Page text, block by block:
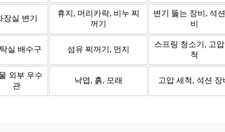
장실 변기
휴지, 머리카락, 비누 찌
꺼기
변기 뚫는 장비, 석
비
실 배수구 섬유 찌꺼기, 먼지
스프링 청소기, 고
척
외부 우수
관
낙엽, 흙, 모래 고압 세척, 석션 장